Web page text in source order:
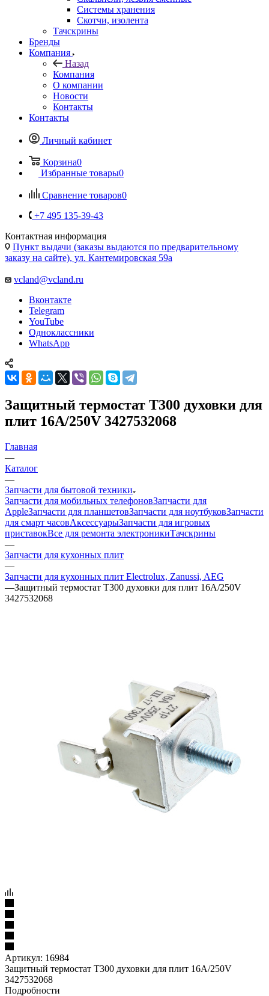
Назад
Компания
О компании
Новости
Контакты
Контакты
Личный кабинет
Корзина
Избранные товары
Сравнение товаров
+7 495 135-39-43
Контактная информация
Пункт выдачи (заказы выдаются по предварительному
заказу на сайте), ул. Кантемировская 59а
vcland@vcland.ru
Вконтакте
Telegram
YouTube
Одноклассники
WhatsApp
Защитный термостат Т300 духовки для
плит 16A/250V 3427532068
Главная
—
—
Запчасти для бытовой техники
Запчасти для мобильных телефонов
AppleЗапчасти для планшетов
для смарт часов
Аксессуары
приставокВсе для ремонта электроники
—
Запчасти для кухонных плит
—
Запчасти для кухонных плит Electrolux, Zanussi, AEG
—
3427532068
Артикул:
Защитный термостат Т300 духовки для плит 16A/250V
3427532068
Подробности
1 300₽/шт
Варианты цен
1 300₽/шт